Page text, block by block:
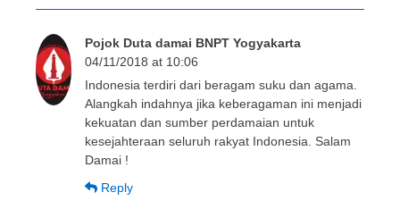
Pojok Duta damai BNPT Yogyakarta
04/11/2018 at 10:06
Indonesia terdiri dari beragam suku dan agama.
Alangkah indahnya jika keberagaman ini menjadi
kekuatan dan sumber perdamaian untuk
kesejahteraan seluruh rakyat Indonesia. Salam
Damai !
Reply